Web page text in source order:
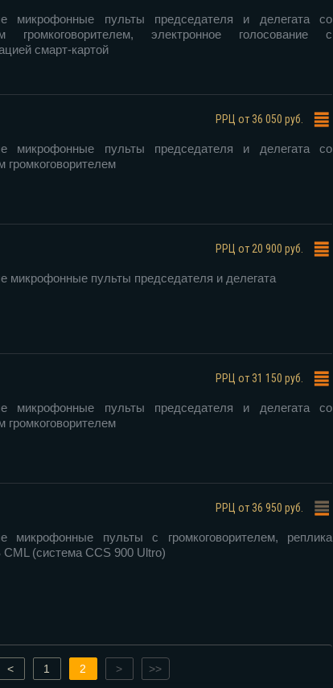
микрофонные пульты председателя и делегата со
громкоговорителем, электронное голосование с
смарт-картой
РРЦ от 36 050 руб.
микрофонные пульты председателя и делегата со
громкоговорителем
РРЦ от 20 900 руб.
микрофонные пульты председателя и делегата
РРЦ от 31 150 руб.
микрофонные пульты председателя и делегата со
громкоговорителем
РРЦ от 36 950 руб.
микрофонные пульты с громкоговорителем, реплика
(система CCS 900 Ultro)
< 1 2 > >>